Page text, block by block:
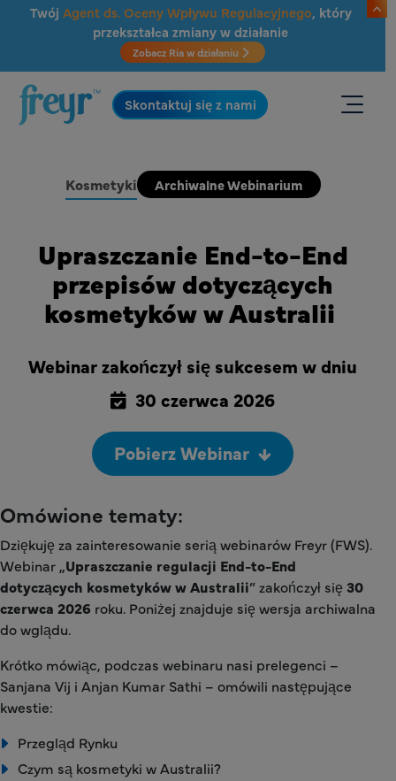
Przejdź do głównej treści
Twój Agent ds. Oceny Wpływu Regulacyjnego, który
przekształca zmiany w działanie
Zobacz Ria w działaniu
.
Skontaktuj się z nami
Kosmetyki Archiwalne Webinarium
Upraszczanie End-to-End
przepisów dotyczących
kosmetyków w Australii
Webinar zakończył się sukcesem w dniu
30 czerwca 2026
Pobierz Webinar
Omówione tematy:
Dziękuję za zainteresowanie serią webinarów Freyr (FWS).
Webinar „Upraszczanie regulacji End-to-End
dotyczących kosmetyków w Australii” zakończył się 30
czerwca 2026 roku. Poniżej znajduje się wersja archiwalna
do wglądu.
Krótko mówiąc, podczas webinaru nasi prelegenci –
Sanjana Vij i Anjan Kumar Sathi – omówili następujące
kwestie:
Przegląd Rynku
Czym są kosmetyki w Australii?